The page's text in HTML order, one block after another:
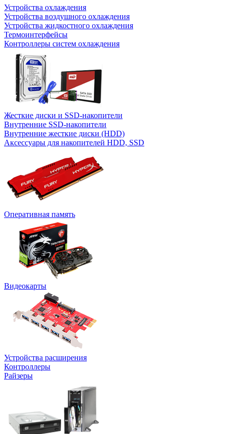
Устройства охлаждения
Устройства воздушного охлаждения
Устройства жидкостного охлаждения
Термоинтерфейсы
Контроллеры систем охлаждения
Жесткие диски и SSD-накопители
Внутренние SSD-накопители
Внутренние жесткие диски (HDD)
Аксессуары для накопителей HDD, SSD
Оперативная память
Видеокарты
Устройства расширения
Контроллеры
Райзеры